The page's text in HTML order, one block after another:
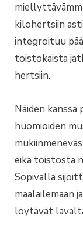
kilohertsiin
integroituu
toistokaista
hertsiin.
Näiden
huomioiden
eikä toistosta
Sopivalla
maalailemaan
löytävät